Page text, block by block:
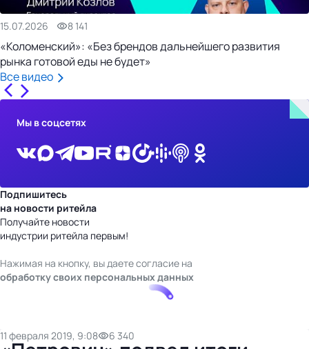
15.07.2026 8 141
«Коломенский»: «Без брендов дальнейшего развития
рынка готовой еды не будет»
Все видео
Мы в соцсетях
Подпишитесь
на новости ритейла
Получайте новости
индустрии ритейла первым!
Нажимая на кнопку, вы даете согласие на
обработку своих персональных данных
11 февраля 2019, 9:08 6 340